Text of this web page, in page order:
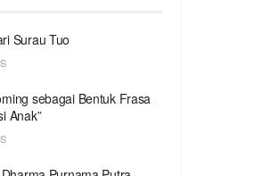
Surau Tuo
sebagai Bentuk Frasa
Anak”